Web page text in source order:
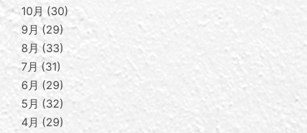
10月
30
9月
29
8月 33
7月
31
6月
29
5月
32
4月
29